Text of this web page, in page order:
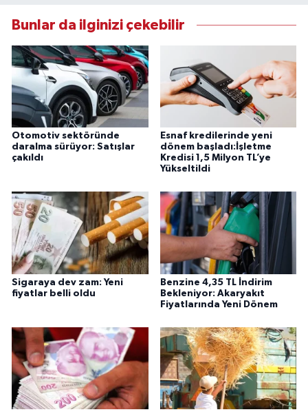
Bunlar da ilginizi çekebilir
Otomotiv sektöründe
daralma sürüyor: Satışlar
çakıldı
Esnaf kredilerinde yeni
dönem başladı:İşletme
Kredisi 1,5 Milyon TL’ye
Yükseltildi
Sigaraya dev zam: Yeni
fiyatlar belli oldu
Benzine 4,35 TL İndirim
Bekleniyor: Akaryakıt
Fiyatlarında Yeni Dönem